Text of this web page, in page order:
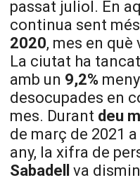
passat juliol. En
continua sent
2020, mes en
La ciutat ha
amb un 9,2%
desocupades en
mes. Durant deu
de març de 2021
any, la xifra de
Sabadell
va